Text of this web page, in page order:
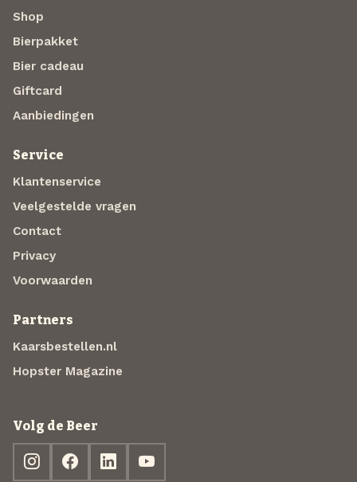
Shop
Bierpakket
Bier cadeau
Giftcard
Aanbiedingen
Service
Klantenservice
Veelgestelde vragen
Contact
Privacy
Voorwaarden
Partners
Kaarsbestellen.nl
Hopster Magazine
Volg de Beer